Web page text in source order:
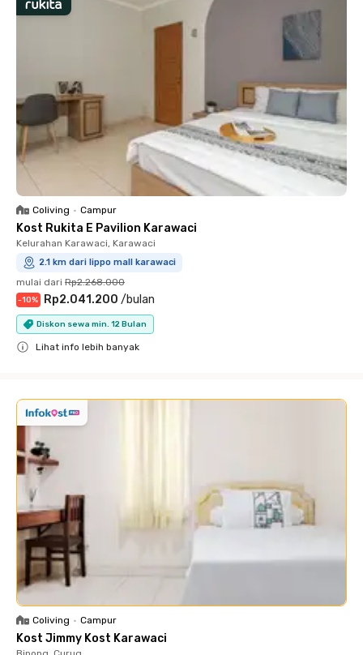
Coliving • Campur
Kost Rukita E Pavilion Karawaci
Kelurahan Karawaci, Karawaci
2.1 km dari lippo mall karawaci
mulai dari Rp2.268.000
-10% Rp2.041.200 /bulan
Diskon sewa min. 12 Bulan
Lihat info lebih banyak
Coliving • Campur
Kost Jimmy Kost Karawaci